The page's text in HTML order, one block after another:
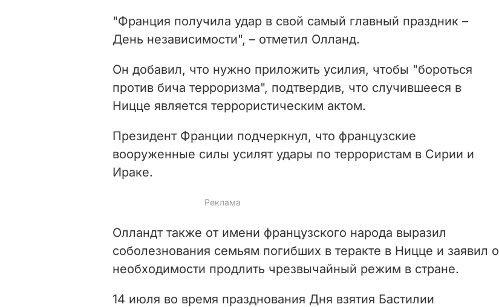
i
d
e
o
"Франция получила удар в свой самый главный праздник –
День независимости", – отметил Олланд.
Он добавил, что нужно приложить усилия, чтобы "бороться
против бича терроризма", подтвердив, что случившееся в
Ницце является террористическим актом.
Президент Франции подчеркнул, что французские
вооруженные силы усилят удары по террористам в Сирии и
Ираке.
Олландт также от имени французского народа выразил
соболезнования семьям погибших в теракте в Ницце и заявил о
необходимости продлить чрезвычайный режим в стране.
14 июля во время празднования Дня взятия Бастилии